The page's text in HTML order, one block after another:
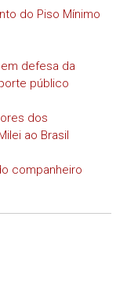
do Piso Mínimo
defesa da
público
dos
ao Brasil
companheiro